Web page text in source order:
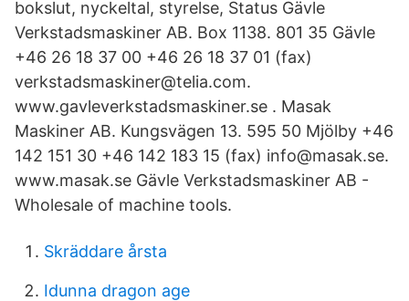
bokslut, nyckeltal, styrelse, Status Gävle
Verkstadsmaskiner AB. Box 1138. 801 35 Gävle
+46 26 18 37 00 +46 26 18 37 01 (fax)
verkstadsmaskiner@telia.com.
www.gavleverkstadsmaskiner.se . Masak
Maskiner AB. Kungsvägen 13. 595 50 Mjölby +46
142 151 30 +46 142 183 15 (fax) info@masak.se.
www.masak.se Gävle Verkstadsmaskiner AB -
Wholesale of machine tools.
Skräddare årsta
Idunna dragon age